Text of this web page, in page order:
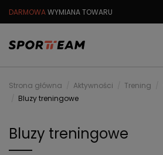
DARMOWAWYMIANA TOWARU
Strona główna Aktywności Trening
Bluzy treningowe
Bluzy treningowe